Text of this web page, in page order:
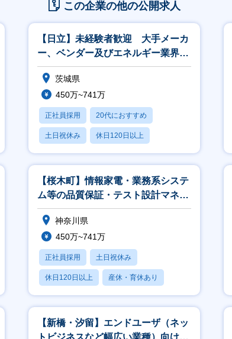
この企業の他の公開求人
【日立】未経験者歓迎 大手メーカ
ー、ベンダー及びエネルギー業界、
官公庁向けの営業
茨城県
450万~741万
正社員採用 20代におすすめ
土日祝休み 休日120日以上
産休・育休あり
【桜木町】情報家電・業務系システ
ム等の品質保証・テスト設計マネー
ジャ／アナリスト
神奈川県
450万~741万
正社員採用 土日祝休み
休日120日以上 産休・育休あり
月残業20時間以内
【新橋・汐留】エンドユーザ（ネッ
トビジネスなど幅広い業種）向けア